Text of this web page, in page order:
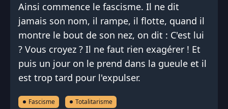
Ainsi commence le fascisme. Il ne dit
jamais son nom, il rampe, il flotte, quand il
montre le bout de son nez, on dit : C'est lui
? Vous croyez ? Il ne faut rien exagérer ! Et
puis un jour on le prend dans la gueule et il
est trop tard pour l'expulser.
Fascisme Totalitarisme